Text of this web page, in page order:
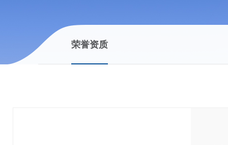
荣誉资质